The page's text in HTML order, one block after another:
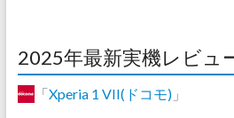
2025年最新実機レビュ
「Xperia 1 VII(ドコモ)」